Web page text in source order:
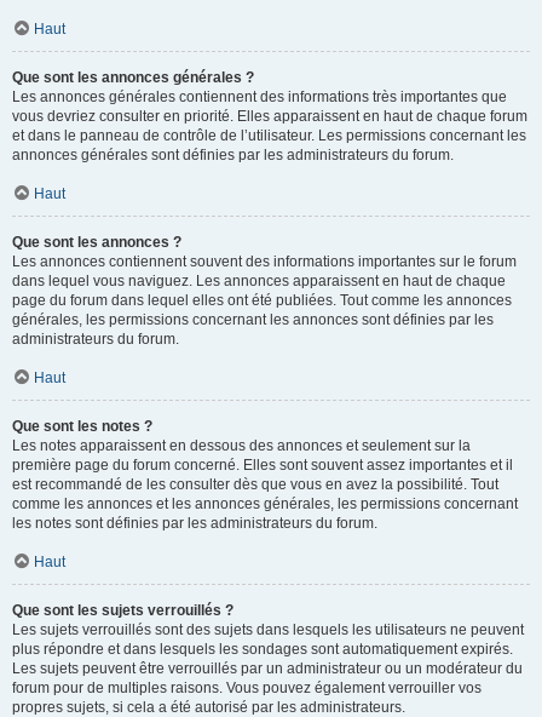
Haut
Que sont les annonces générales ?
Les annonces générales contiennent des informations très importantes que
vous devriez consulter en priorité. Elles apparaissent en haut de chaque forum
et dans le panneau de contrôle de l’utilisateur. Les permissions concernant les
annonces générales sont définies par les administrateurs du forum.
Haut
Que sont les annonces ?
Les annonces contiennent souvent des informations importantes sur le forum
dans lequel vous naviguez. Les annonces apparaissent en haut de chaque
page du forum dans lequel elles ont été publiées. Tout comme les annonces
générales, les permissions concernant les annonces sont définies par les
administrateurs du forum.
Haut
Que sont les notes ?
Les notes apparaissent en dessous des annonces et seulement sur la
première page du forum concerné. Elles sont souvent assez importantes et il
est recommandé de les consulter dès que vous en avez la possibilité. Tout
comme les annonces et les annonces générales, les permissions concernant
les notes sont définies par les administrateurs du forum.
Haut
Que sont les sujets verrouillés ?
Les sujets verrouillés sont des sujets dans lesquels les utilisateurs ne peuvent
plus répondre et dans lesquels les sondages sont automatiquement expirés.
Les sujets peuvent être verrouillés par un administrateur ou un modérateur du
forum pour de multiples raisons. Vous pouvez également verrouiller vos
propres sujets, si cela a été autorisé par les administrateurs.